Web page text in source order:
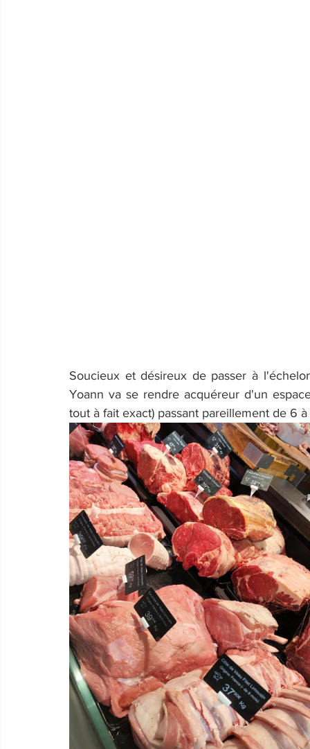
Soucieux et désireux de passer à
Yoann va se rendre acquéreur d'un
tout à fait exact) passant pareillement de 6 à